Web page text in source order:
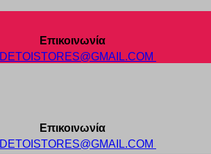
Επικοινωνία
DETOISTORES@GMAIL.COM
Επικοινωνία
DETOISTORES@GMAIL.COM